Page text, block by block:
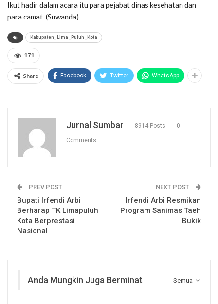
Ikut hadir dalam acara itu para pejabat dinas kesehatan dan
para camat. (Suwanda)
Kabupaten_Lima_Puluh_Kota
171
Share Facebook Twitter WhatsApp
Jurnal Sumbar 8914 Posts 0
Comments
PREV POST
Bupati Irfendi Arbi
Berharap TK Limapuluh
Kota Berprestasi
Nasional
NEXT POST
Irfendi Arbi Resmikan
Program Sanimas Taeh
Bukik
Semua
Anda Mungkin Juga Berminat